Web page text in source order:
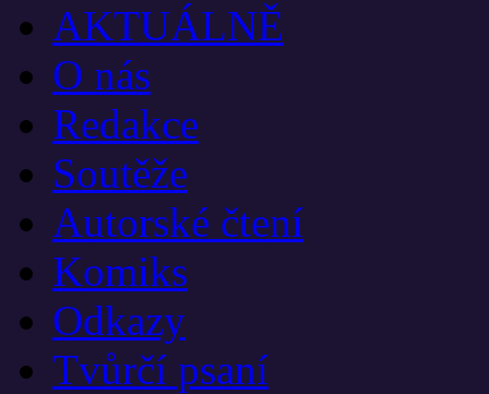
AKTUÁLNĚ
O nás
Redakce
Soutěže
Autorské čtení
Komiks
Odkazy
Tvůrčí psaní